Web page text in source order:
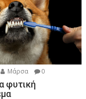
Μάρσα 0
φυτική